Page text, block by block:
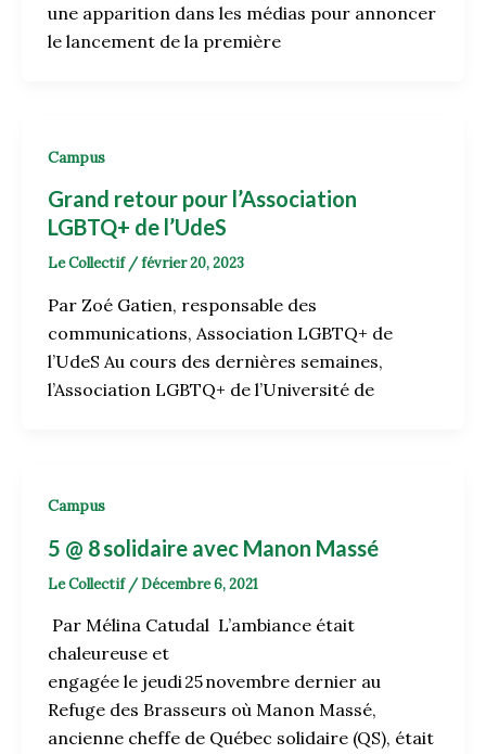
une apparition dans les médias pour annoncer
le lancement de la première
Campus
Grand retour pour l’Association
LGBTQ+ de l’UdeS
Le Collectif/février 20, 2023
Par Zoé Gatien, responsable des
communications, Association LGBTQ+ de
l’UdeS Au cours des dernières semaines,
l’Association LGBTQ+ de l’Université de
Campus
5 @ 8 solidaire avec Manon Massé
Le Collectif /Décembre 6, 2021
Par Mélina Catudal L’ambiance était
chaleureuse et
engagée le jeudi 25 novembre dernier au
Refuge des Brasseurs où Manon Massé,
ancienne cheffe de Québec solidaire (QS), était